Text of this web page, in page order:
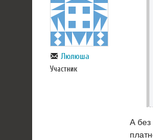
Люлюша
Участник
А без